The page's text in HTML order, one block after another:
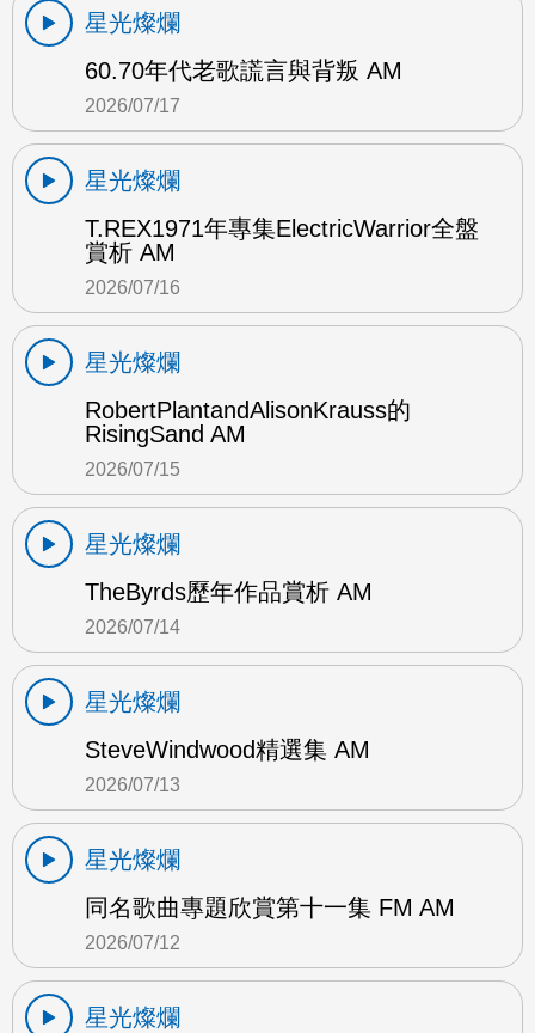
星光燦爛
60.70年代老歌謊言與背叛 AM
2026/07/17
星光燦爛
T.REX1971年專集ElectricWarrior全盤
賞析 AM
2026/07/16
星光燦爛
RobertPlantandAlisonKrauss的
RisingSand AM
2026/07/15
星光燦爛
TheByrds歷年作品賞析 AM
2026/07/14
星光燦爛
SteveWindwood精選集 AM
2026/07/13
星光燦爛
同名歌曲專題欣賞第十一集 FM AM
2026/07/12
星光燦爛